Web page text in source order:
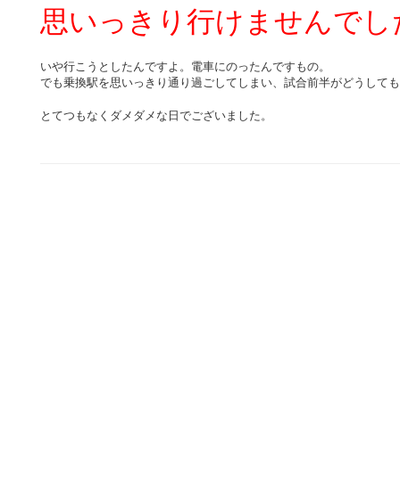
思いっきり行けませんでし
いや行こうとしたんですよ。電車にのったんですもの。
でも乗換駅を思いっきり通り過ごしてしまい、試合前半がどうして
とてつもなくダメダメな日でございました。